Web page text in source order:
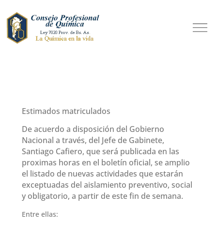
Estimados matriculados
De acuerdo a disposición del Gobierno
Nacional a través, del Jefe de Gabinete,
Santiago Cafiero, que será publicada en las
proximas horas en el boletín oficial, se amplio
el listado de nuevas actividades que estarán
exceptuadas del aislamiento preventivo, social
y obligatorio, a partir de este fin de semana.
Entre ellas: